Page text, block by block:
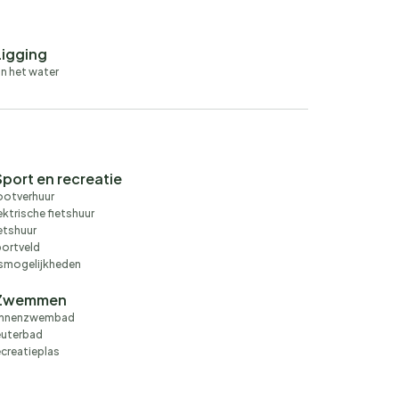
het water
en recreatie
fietshuur